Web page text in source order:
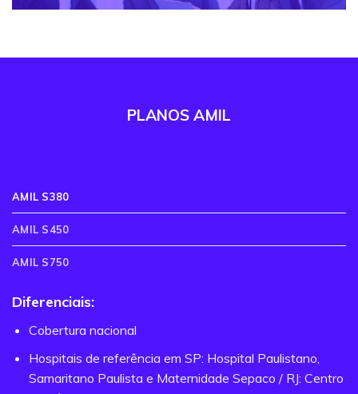
PLANOS AMIL
AMIL S380
AMIL S450
AMIL S750
Diferenciais:
Cobertura nacional
Hospitais de referência em SP: Hospital Paulistano,
Samaritano Paulista e Maternidade Sepaco / RJ: Centro